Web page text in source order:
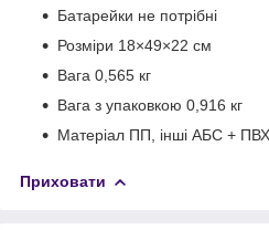
Батарейки не потрібні
Розміри 18×49×22 см
Вага 0,565 кг
Вага з упаковкою 0,916 кг
Матеріал ПП, інші АБС + ПВХ
Приховати